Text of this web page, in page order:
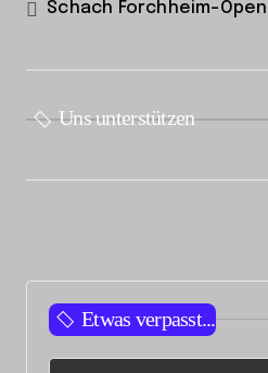
Schach Forchheim-Open
Uns unterstützen
Etwas verpasst...